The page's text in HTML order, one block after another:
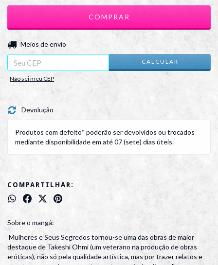
Entregas para o CEP:
Meios de envio
CALCULAR
Não sei meu CEP
Devolução
Produtos com defeito* poderão ser devolvidos ou trocados
mediante disponibilidade em até 07 (sete) dias úteis.
COMPARTILHAR:
Sobre o mangá:
Mulheres e Seus Segredos tornou-se uma das obras de maior
destaque de Takeshi Ohmi (um veterano na produção de obras
eróticas), não só pela qualidade artística, mas por trazer relatos e